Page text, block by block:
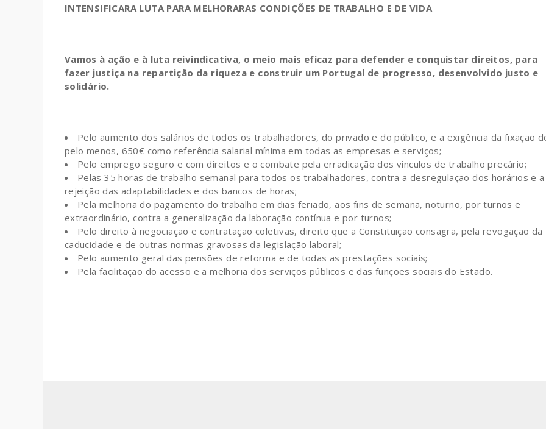
INTENSIFICARA LUTA PARA MELHORARAS CONDIÇÕES DE TRABALHO E DE VIDA
Vamos à ação e à luta reivindicativa, o meio mais eficaz para defender e conquistar direitos, para
fazer justiça na repartição da riqueza e construir um Portugal de progresso, desenvolvido justo e
solidário.
Pelo aumento dos salários de todos os trabalhadores, do privado e do público, e a exigência da fixação
pelo menos, 650€ como referência salarial mínima em todas as empresas e serviços;
Pelo emprego seguro e com direitos e o combate pela erradicação dos vínculos de trabalho precário;
Pelas 35 horas de trabalho semanal para todos os trabalhadores, contra a desregulação dos horários e a
rejeição das adaptabilidades e dos bancos de horas;
Pela melhoria do pagamento do trabalho em dias feriado, aos fins de semana, noturno, por turnos e
extraordinário, contra a generalização da laboração contínua e por turnos;
Pelo direito à negociação e contratação coletivas, direito que a Constituição consagra, pela revogação da
caducidade e de outras normas gravosas da legislação laboral;
Pelo aumento geral das pensões de reforma e de todas as prestações sociais;
Pela facilitação do acesso e a melhoria dos serviços públicos e das funções sociais do Estado.